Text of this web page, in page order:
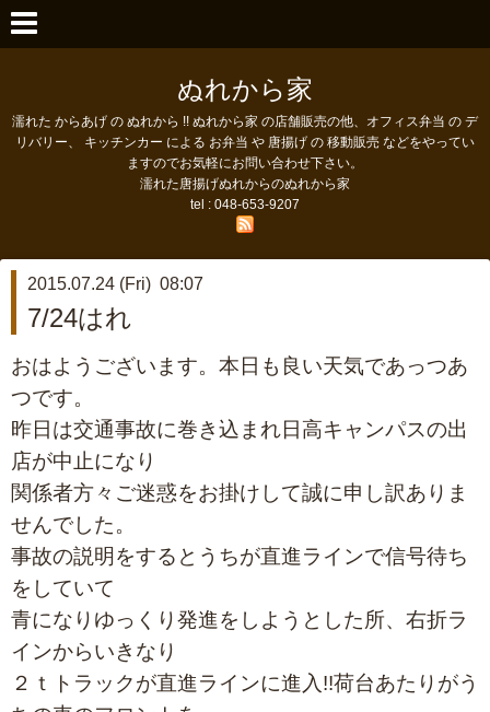
ぬれから家
濡れた からあげ の ぬれから !! ぬれから家 の店舗販売の他、オフィス弁当 の デ
リバリー、 キッチンカー による お弁当 や 唐揚げ の 移動販売 などをやってい
ますのでお気軽にお問い合わせ下さい。
濡れた唐揚げぬれからのぬれから家
tel : 048-653-9207
2015.07.24 (Fri) 08:07
7/24はれ
おはようございます。本日も良い天気であっつあ
つです。
昨日は交通事故に巻き込まれ日高キャンパスの出
店が中止になり
関係者方々ご迷惑をお掛けして誠に申し訳ありま
せんでした。
事故の説明をするとうちが直進ラインで信号待ち
をしていて
青になりゆっくり発進をしようとした所、右折ラ
インからいきなり
２ｔトラックが直進ラインに進入!!荷台あたりがう